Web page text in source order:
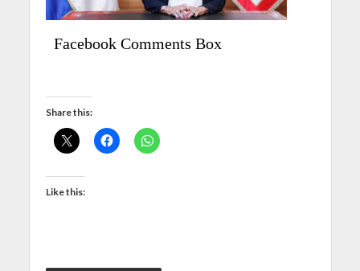
Facebook Comments Box
Share this:
Like this: